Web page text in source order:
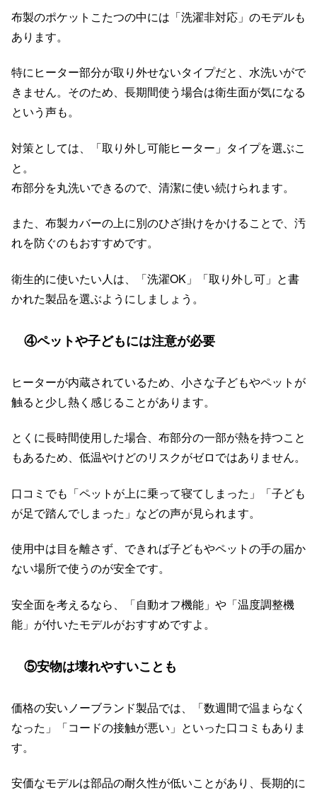
布製のポケットこたつの中には「洗濯非対応」のモデルも
あります。
特にヒーター部分が取り外せないタイプだと、水洗いがで
きません。そのため、長期間使う場合は衛生面が気になる
という声も。
対策としては、「取り外し可能ヒーター」タイプを選ぶこ
と。
布部分を丸洗いできるので、清潔に使い続けられます。
また、布製カバーの上に別のひざ掛けをかけることで、汚
れを防ぐのもおすすめです。
衛生的に使いたい人は、「洗濯OK」「取り外し可」と書
かれた製品を選ぶようにしましょう。
④ペットや子どもには注意が必要
ヒーターが内蔵されているため、小さな子どもやペットが
触ると少し熱く感じることがあります。
とくに長時間使用した場合、布部分の一部が熱を持つこと
もあるため、低温やけどのリスクがゼロではありません。
口コミでも「ペットが上に乗って寝てしまった」「子ども
が足で踏んでしまった」などの声が見られます。
使用中は目を離さず、できれば子どもやペットの手の届か
ない場所で使うのが安全です。
安全面を考えるなら、「自動オフ機能」や「温度調整機
能」が付いたモデルがおすすめですよ。
⑤安物は壊れやすいことも
価格の安いノーブランド製品では、「数週間で温まらなく
なった」「コードの接触が悪い」といった口コミもありま
す。
安価なモデルは部品の耐久性が低いことがあり、長期的に